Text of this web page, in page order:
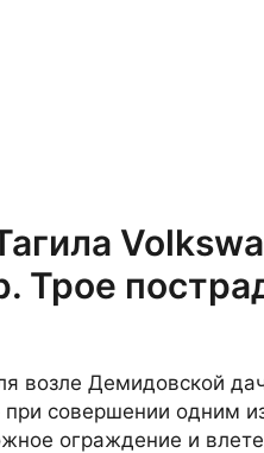
Трое
возле Демидовской
совершении одним
ограждение и